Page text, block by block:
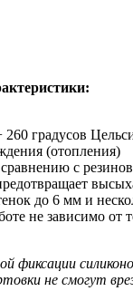
градусов
(отопления)
с
до 6 мм и
не зависимо
не смогут